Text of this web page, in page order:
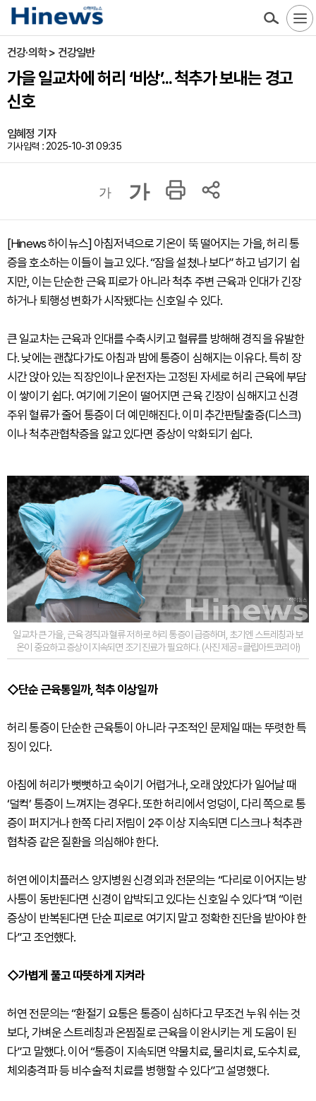
건강·의학 > 건강일반
가을 일교차에 허리 ‘비상’... 척추가 보내는 경고
신호
임혜정 기자
기사입력 : 2025-10-31 09:35
가 가
[Hinews 하이뉴스] 아침저녁으로 기온이 뚝 떨어지는 가을, 허리 통
증을 호소하는 이들이 늘고 있다. “잠을 설쳤나 보다” 하고 넘기기 쉽
지만, 이는 단순한 근육 피로가 아니라 척추 주변 근육과 인대가 긴장
하거나 퇴행성 변화가 시작됐다는 신호일 수 있다.
큰 일교차는 근육과 인대를 수축시키고 혈류를 방해해 경직을 유발한
다. 낮에는 괜찮다가도 아침과 밤에 통증이 심해지는 이유다. 특히 장
시간 앉아 있는 직장인이나 운전자는 고정된 자세로 허리 근육에 부담
이 쌓이기 쉽다. 여기에 기온이 떨어지면 근육 긴장이 심해지고 신경
주위 혈류가 줄어 통증이 더 예민해진다. 이미 추간판탈출증(디스크)
이나 척추관협착증을 앓고 있다면 증상이 악화되기 쉽다.
일교차 큰 가을, 근육 경직과 혈류 저하로 허리 통증이 급증하며, 초기엔 스트레칭과 보
온이 중요하고 증상이 지속되면 조기 진료가 필요하다. (사진 제공=클립아트코리아)
◇단순 근육통일까, 척추 이상일까
허리 통증이 단순한 근육통이 아니라 구조적인 문제일 때는 뚜렷한 특
징이 있다.
아침에 허리가 뻣뻣하고 숙이기 어렵거나, 오래 앉았다가 일어날 때
‘덜컥’ 통증이 느껴지는 경우다. 또한 허리에서 엉덩이, 다리 쪽으로 통
증이 퍼지거나 한쪽 다리 저림이 2주 이상 지속되면 디스크나 척추관
협착증 같은 질환을 의심해야 한다.
허연 에이치플러스 양지병원 신경외과 전문의는 “다리로 이어지는 방
사통이 동반된다면 신경이 압박되고 있다는 신호일 수 있다”며 “이런
증상이 반복된다면 단순 피로로 여기지 말고 정확한 진단을 받아야 한
다”고 조언했다.
◇가볍게 풀고 따뜻하게 지켜라
허연 전문의는 “환절기 요통은 통증이 심하다고 무조건 누워 쉬는 것
보다, 가벼운 스트레칭과 온찜질로 근육을 이완시키는 게 도움이 된
다”고 말했다. 이어 “통증이 지속되면 약물치료, 물리치료, 도수치료,
체외충격파 등 비수술적 치료를 병행할 수 있다”고 설명했다.